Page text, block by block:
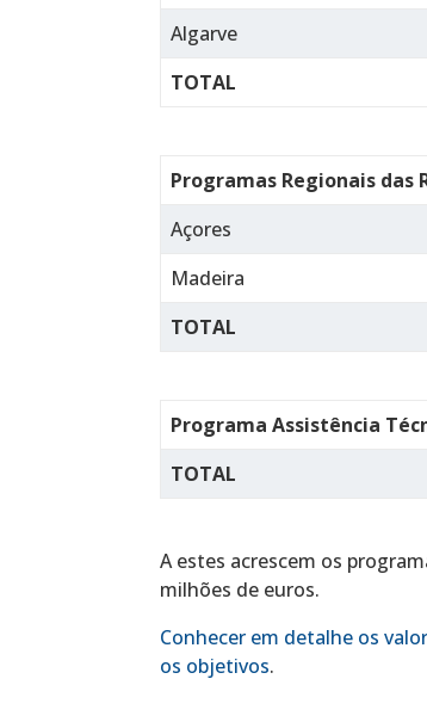
Algarve
TOTAL
Programas Regionais das
Açores
Madeira
TOTAL
Programa Assistência
TOTAL
A estes acrescem os
milhões de euros.
Conhecer em detalhe os
os objetivos.